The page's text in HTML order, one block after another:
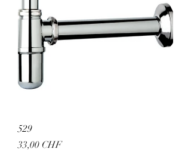
529
Preis
33,00 CHF